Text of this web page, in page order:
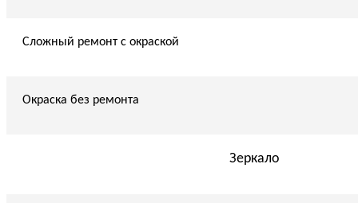
Сложный ремонт с окраской
Окраска без ремонта
Зеркало